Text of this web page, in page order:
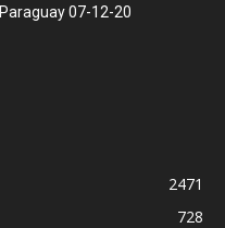
07-12-20
2471
728